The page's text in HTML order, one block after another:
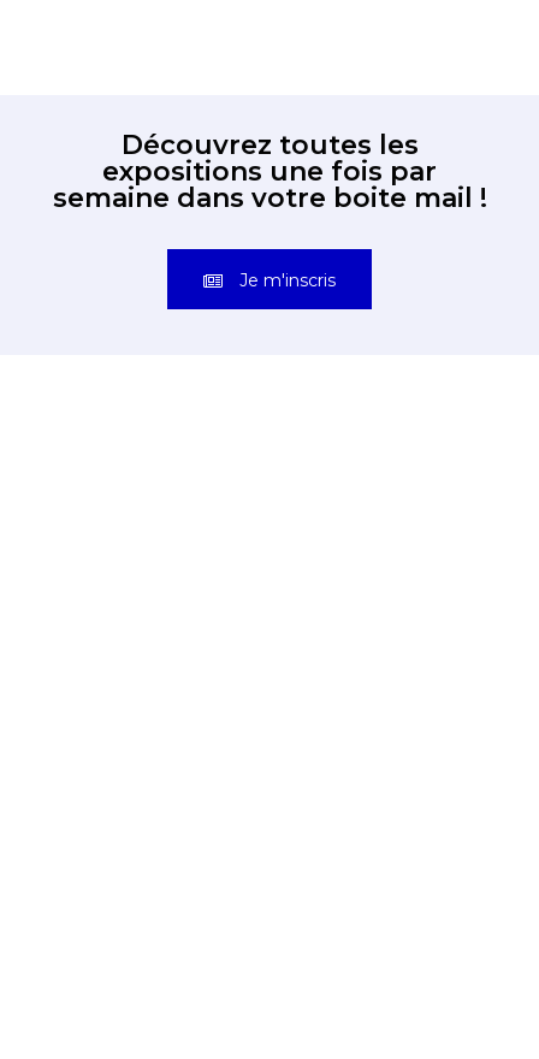
Découvrez toutes les
expositions une fois par
semaine dans votre boite mail !
Je m'inscris